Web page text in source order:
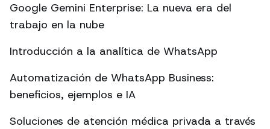
Google Gemini Enterprise: La nueva era del
trabajo en la nube
Introducción a la analítica de WhatsApp
Automatización de WhatsApp Business:
beneficios, ejemplos e IA
Soluciones de atención médica privada a través